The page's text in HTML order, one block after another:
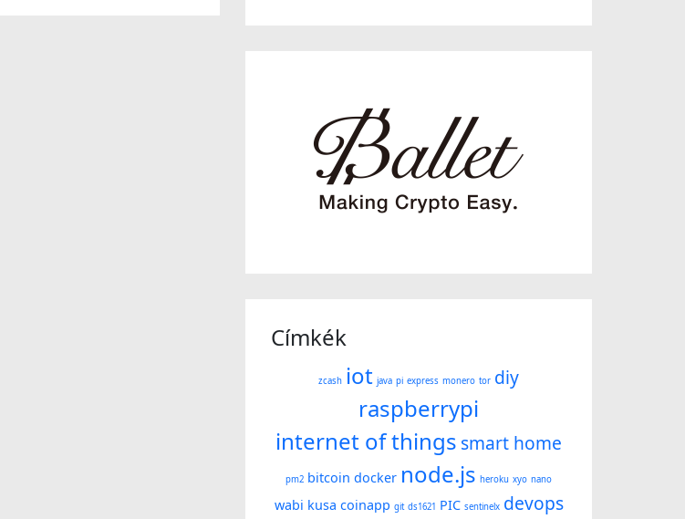
Címkék
zcash iot java pi express monero tor diy
raspberrypi
internet of things smart home
pm2 bitcoin docker node.js heroku xyo nano
wabi kusa coinapp git ds1621 PIC sentinelx devops